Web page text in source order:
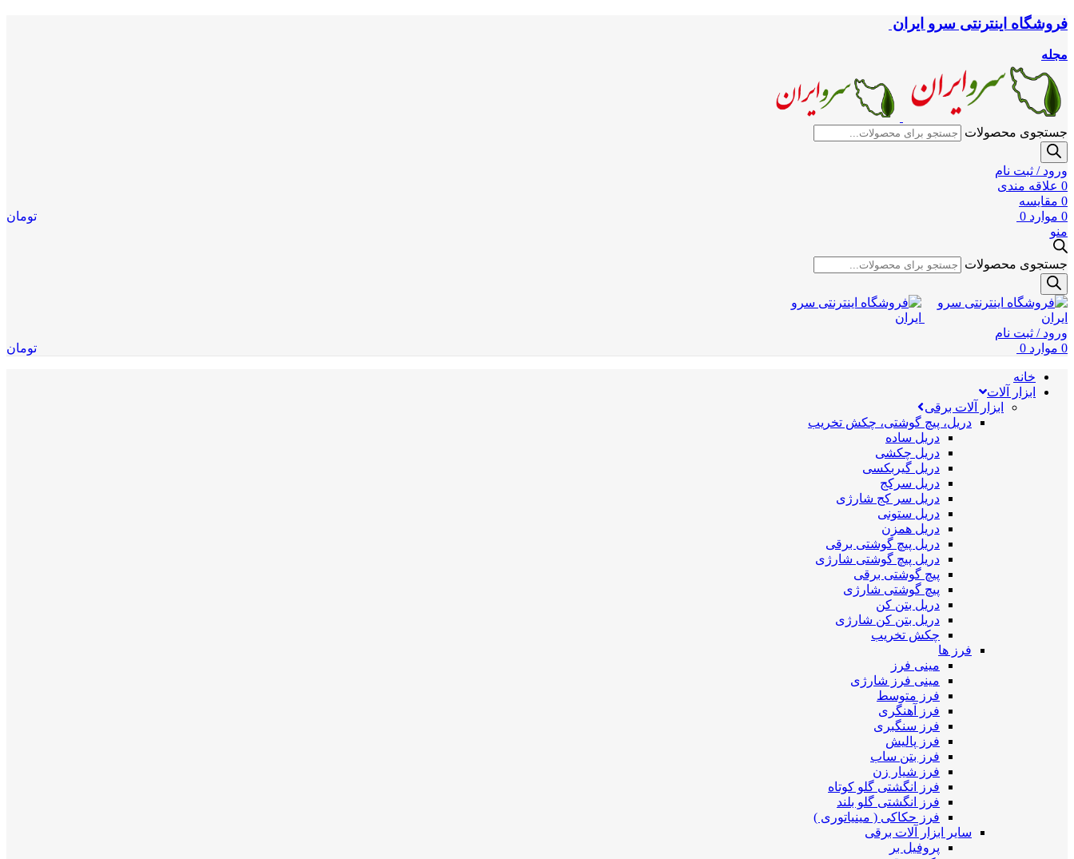
فروشگاه اینترنتی سرو ایران
مجله
جستجوی محصولات
ورود / ثبت نام
0 علاقه مندی
0 مقایسه
0 موارد 0
تومان
منو
جستجوی محصولات
ورود / ثبت نام
0 موارد 0 تومان
خانه
ابزار آلات
ابزار آلات برقی
دریل، پیچ گوشتی، چکش تخریب
دریل ساده
دریل چکشی
دریل گیربکسی
دریل سرکج
دریل سر کج شارژی
دریل ستونی
دریل همزن
دریل پیچ گوشتی برقی
دریل پیچ گوشتی شارژی
پیچ گوشتی برقی
پیچ گوشتی شارژی
دریل بتن کن
دریل بتن کن شارژی
چکش تخریب
فرز ها
مینی فرز
مینی فرز شارژی
فرز متوسط
فرز آهنگری
فرز سنگبری
فرز پالیش
فرز بتن ساب
فرز شیار زن
فرز انگشتی گلو کوتاه
فرز انگشتی گلو بلند
فرز حکاکی ( مینیاتوری )
سایر ابزار آلات برقی
پروفیل بر